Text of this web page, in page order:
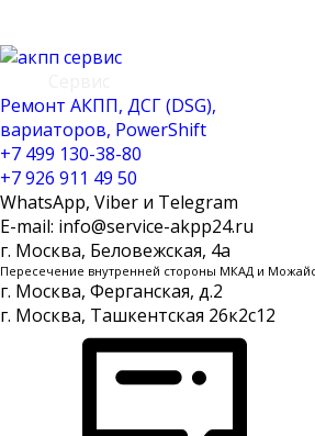
Ремонт АКПП, ДСГ (DSG),
вариаторов, PowerShift
+7 499 130-38-80
+7 926 911 49 50
WhatsApp, Viber и Telegram
E-mail: info@service-akpp24.ru
г. Москва, Беловежская, 4a
Пересечение внутренней стороны МКАД и
г. Москва, Ферганская, д.2
г. Москва, Ташкентская 26к2с12